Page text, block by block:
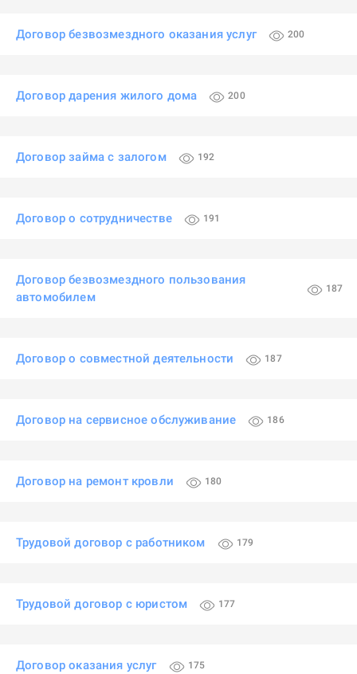
Договор безвозмездного оказания услуг 200
Договор дарения жилого дома 200
Договор займа с залогом 192
Договор о сотрудничестве 191
Договор безвозмездного пользования
автомобилем
187
Договор о совместной деятельности 187
Договор на сервисное обслуживание 186
Договор на ремонт кровли 180
Трудовой договор с работником 179
Трудовой договор с юристом 177
Договор оказания услуг 175